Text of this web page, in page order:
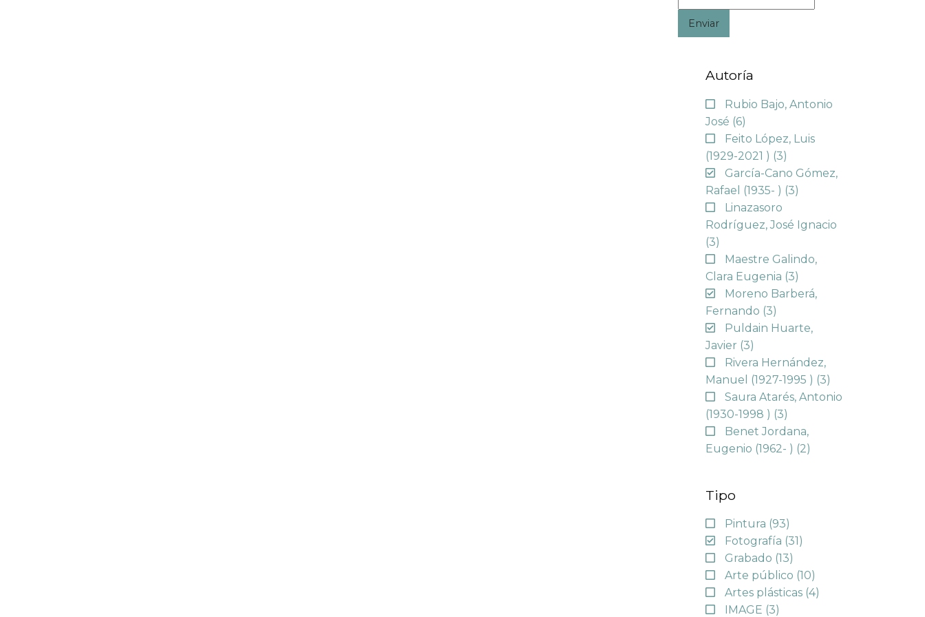
Enviar
Autoría
Rubio Bajo, Antonio
José (6)
Feito López, Luis
(1929-2021 ) (3)
García-Cano Gómez,
Rafael (1935- ) (3)
Linazasoro
Rodríguez, José Ignacio
(3)
Maestre Galindo,
Clara Eugenia (3)
Moreno Barberá,
Fernando (3)
Puldain Huarte,
Javier (3)
Rivera Hernández,
Manuel (1927-1995 ) (3)
Saura Atarés, Antonio
(1930-1998 ) (3)
Benet Jordana,
Eugenio (1962- ) (2)
Tipo
Pintura (93)
Fotografía (31)
Grabado (13)
Arte público (10)
Artes plásticas (4)
IMAGE (3)